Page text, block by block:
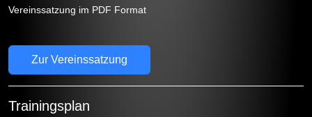
Vereinssatzung im PDF Format
Zur Vereinssatzung
Trainingsplan